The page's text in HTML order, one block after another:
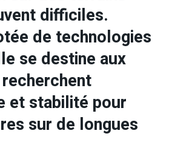
difficiles.
de technologies
se destine aux
et stabilité pour
sur de longues